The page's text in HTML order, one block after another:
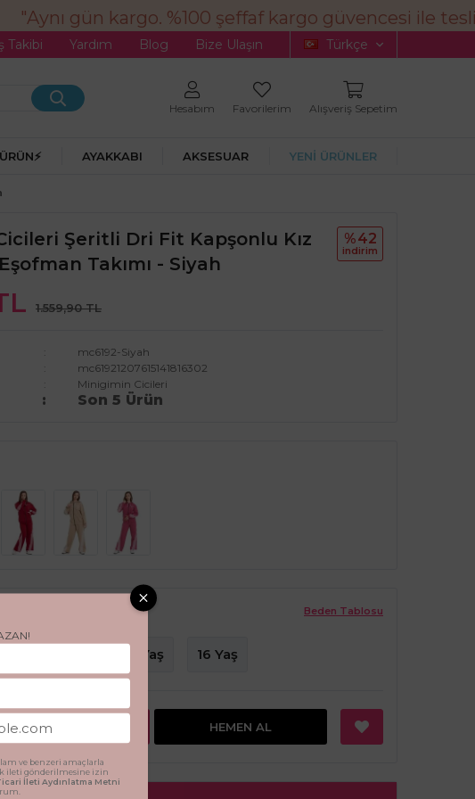
"Aynı gün kargo. %100 şeffaf kargo güvencesi ile
Takibi Yardım Blog Bize Ulaşın Türkçe
Hesabım Favorilerim Alışveriş Sepetim
AYAKKABI AKSESUAR YENİ ÜRÜNLER
Şeritli Dri Fit Kapşonlu Kız
Takımı - Siyah
1.559,90 TL
%42
i̇ndi̇ri̇m
mc6192-Siyah
mc61921207615141816302
Minigimin Cicileri
Son 5 Ürün
Beden Tablosu
14 Yaş 16 Yaş
SEPETE EKLE HEMEN AL
ve benzeri amaçlarla
ileti gönderilmesine izin
İleti Aydınlatma Metni